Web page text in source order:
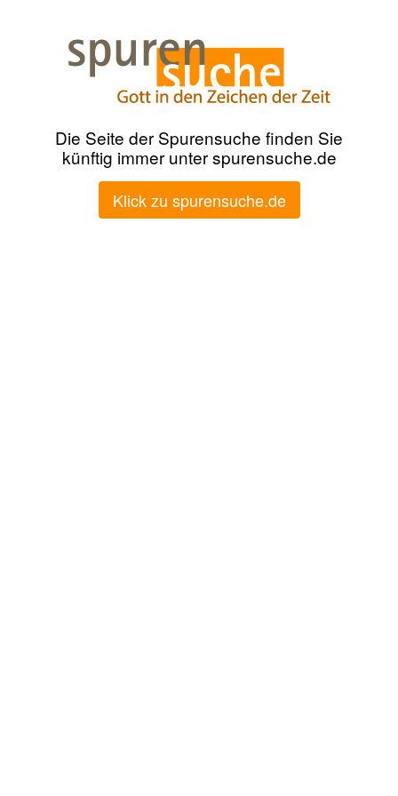
Die Seite der Spurensuche finden Sie
künftig immer unter spurensuche.de
Klick zu spurensuche.de